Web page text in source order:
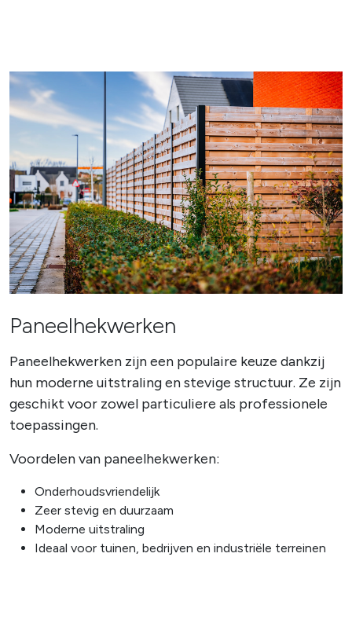
Paneelhekwerken
Paneelhekwerken zijn een populaire keuze dankzij
hun moderne uitstraling en stevige structuur. Ze zijn
geschikt voor zowel particuliere als professionele
toepassingen.
Voordelen van paneelhekwerken:
Onderhoudsvriendelijk
Zeer stevig en duurzaam
Moderne uitstraling
Ideaal voor tuinen, bedrijven en industriële terreinen